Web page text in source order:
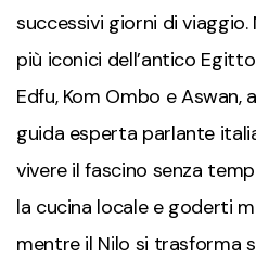
successivi giorni di
più iconici dell’antico
Edfu, Kom Ombo e
guida esperta parlante
vivere il fascino senza
la cucina locale e goderti
mentre il Nilo si trasforma